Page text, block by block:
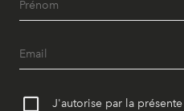
J'autorise par la